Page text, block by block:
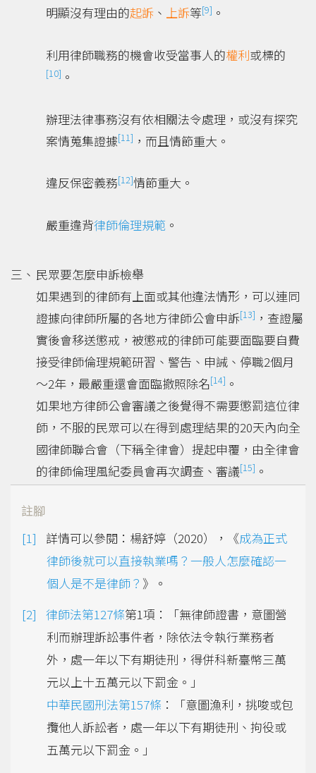
明顯沒有理由的起訴 、 上訴等[9] 。
利用律師職務的機會收受當事人的權利或標的
[10] 。
辦理法律事務沒有依相關法令處理，或沒有探究
案情蒐集證據[11] ，而且情節重大。
違反保密義務[12]情節重大。
嚴重違背律師倫理規範 。
民眾要怎麼申訴檢舉
如果遇到的律師有上面或其他違法情形，可以連同
證據向律師所屬的各地方律師公會申訴[13] ，查證屬
實後會移送懲戒，被懲戒的律師可能要面臨要自費
接受律師倫理規範研習、警告、申誡、停職2個月
～2年，最嚴重還會面臨撤照除名[14] 。
如果地方律師公會審議之後覺得不需要懲罰這位律
師，不服的民眾可以在得到處理結果的20天內向全
國律師聯合會（下稱全律會）提起申覆，由全律會
的律師倫理風紀委員會再次調查、審議[15] 。
註腳
詳情可以參閱：楊舒婷（2020），《成為正式
律師後就可以直接執業嗎？一般人怎麼確認一
個人是不是律師？ 》。
律師法第127條第1項：「無律師證書，意圖營
利而辦理訴訟事件者，除依法令執行業務者
外，處一年以下有期徒刑，得併科新臺幣三萬
元以上十五萬元以下罰金。」
中華民國刑法第157條 ：「意圖漁利，挑唆或包
攬他人訴訟者，處一年以下有期徒刑、拘役或
五萬元以下罰金。」